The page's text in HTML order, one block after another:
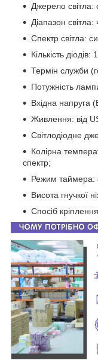
Джерело світла:
Діапазон
Спектр світла:
Кількість
Термін служби
Потужність
Вхідна напруга
Живлення: від
Світлодіодне
Колірна
спектр;
Режим таймера:
Висота гнучкої
Спосіб